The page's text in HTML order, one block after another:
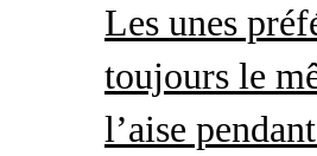
Les unes
toujours le
l’aise